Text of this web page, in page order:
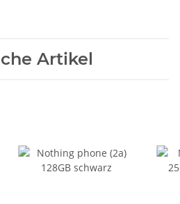
Artikel